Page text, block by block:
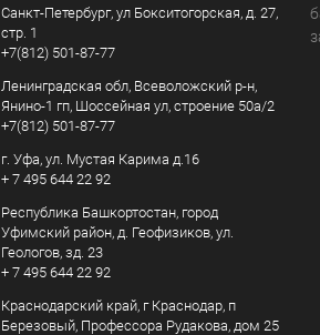
Санкт-Петербург, ул Бокситогорская, д. 27,
стр. 1
+7(812) 501-87-77
Ленинградская обл, Всеволожский р-н,
Янино-1 гп, Шоссейная ул, строение 50а/2
+7(812) 501-87-77
г. Уфа, ул. Мустая Карима д.16
+ 7 495 644 22 92
Республика Башкортостан, город
Уфимский район, д. Геофизиков, ул.
Геологов, зд. 23
+ 7 495 644 22 92
Краснодарский край, г Краснодар, п
Березовый, Профессора Рудакова, дом 25